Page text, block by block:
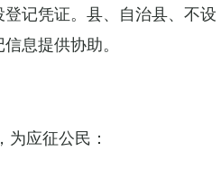
记凭证。县、自治县、不设
息提供协助。
应征公民：